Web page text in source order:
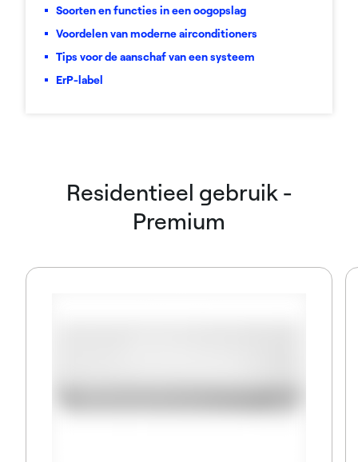
Soorten en functies in een oogopslag
Voordelen van moderne airconditioners
Tips voor de aanschaf van een systeem
ErP-label
Residentieel gebruik -
Premium